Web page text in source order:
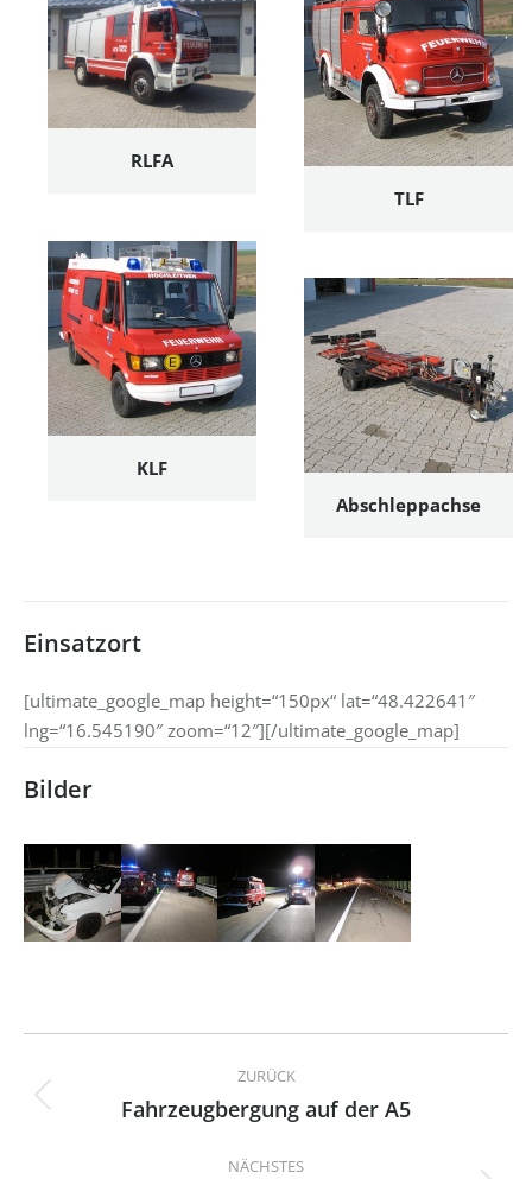
RLFA
TLF
KLF
Abschleppachse
Einsatzort
[ultimate_google_map height=“150px“ lat=“48.422641″
lng=“16.545190″ zoom=“12″][/ultimate_google_map]
Bilder
Kommentarnavigation
ZURÜCK
Vorheriger
Fahrzeugbergung auf der A5
NÄCHSTES